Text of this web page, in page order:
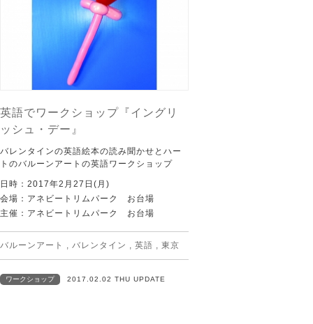
英語でワークショップ『イングリ
ッシュ・デー』
バレンタインの英語絵本の読み聞かせとハー
トのバルーンアートの英語ワークショップ
日時：2017年2月27日(月)
会場：アネビートリムパーク お台場
主催：アネビートリムパーク お台場
バルーンアート , バレンタイン , 英語 , 東京
ワークショップ 2017.02.02 THU UPDATE